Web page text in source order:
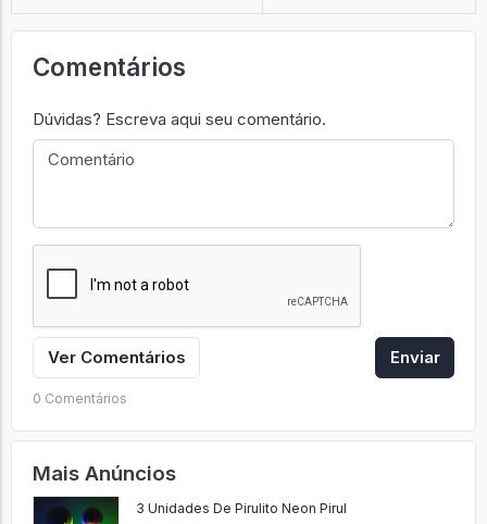
Comentários
Dúvidas? Escreva aqui seu comentário.
Ver Comentários Enviar
0 Comentários
Mais Anúncios
3 Unidades De Pirulito Neon Pirul